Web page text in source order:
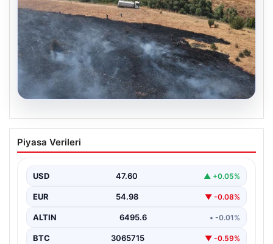
05.08.2026
Tunceli’de otluk alandan ormana
sıçrayan yangın söndürüldü
Piyasa Verileri
USD 47.60 ▲ +0.05%
EUR 54.98 ▼ -0.08%
ALTIN 6495.6 • -0.01%
BTC 3065715 ▼ -0.59%